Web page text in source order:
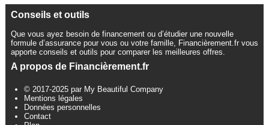
Conseils et outils
Que vous ayez besoin de financement ou d’étudier une nouvelle
formule d’assurance pour vous ou votre famille, Financièrement.fr vous
apporte conseils et outils pour comparer les meilleures offres.
A propos de Financièrement.fr
© 2017-2025 par My Beautiful Company
Mentions légales
Données personnelles
Contact